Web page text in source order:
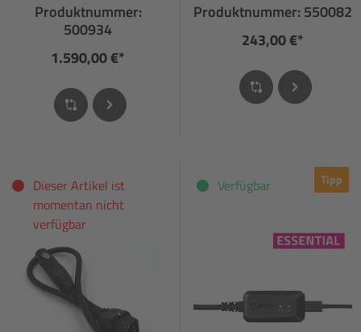
Produktnummer:
500934
1.590,00 €*
Produktnummer: 550082
243,00 €*
Dieser Artikel ist
momentan nicht
verfügbar
Tipp
Verfügbar